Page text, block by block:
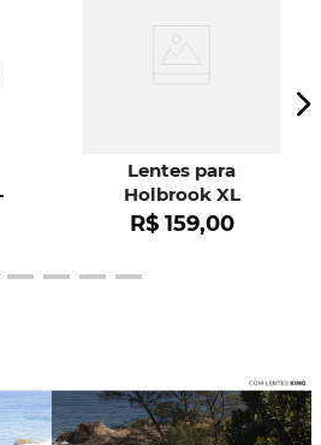
Lentes para
Holbrook XL
R$ 159,00